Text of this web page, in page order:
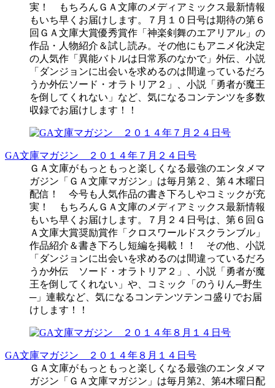
実！ もちろんＧＡ文庫のメディアミックス最新情報
もいち早くお届けします。７月１０日号は期待の第６
回ＧＡ文庫大賞優秀賞作「神楽剣舞のエアリアル」の
作品・人物紹介＆試し読み。その他にもアニメ化決定
の人気作「異能バトルは日常系のなかで」外伝、小説
「ダンジョンに出会いを求めるのは間違っているだろ
うか外伝ソード・オラトリア２」、小説「勇者が魔王
を倒してくれない」など、気になるコンテンツを多数
収録でお届けします！！
GA文庫マガジン ２０１４年７月２４日号
ＧＡ文庫がもっともっと楽しくなる最強のエンタメマ
ガジン「ＧＡ文庫マガジン」は毎月第２、第４木曜日
配信！ 今号も人気作品の書き下ろしやコミックが充
実！ もちろんＧＡ文庫のメディアミックス最新情報
もいち早くお届けします。７月２４日号は、第６回Ｇ
Ａ文庫大賞奨励賞作「クロスワールドスクランブル」
作品紹介＆書き下ろし短編を掲載！！ その他、小説
「ダンジョンに出会いを求めるのは間違っているだろ
うか外伝 ソード・オラトリア２」、小説「勇者が魔
王を倒してくれない」や、コミック「のうりん─野生
─」連載など、気になるコンテンツテンコ盛りでお届
けします！！
GA文庫マガジン ２０１４年８月１４日号
ＧＡ文庫がもっともっと楽しくなる最強のエンタメマ
ガジン「ＧＡ文庫マガジン」は毎月第2、第4木曜日配